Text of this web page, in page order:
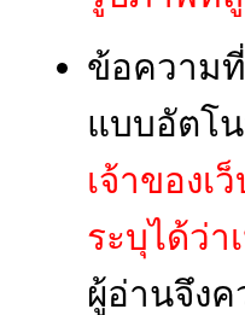
ข้อความ
แบบอัตโ
เจ้าของ
ระบุได้ว่า
ผู้อ่านจึง